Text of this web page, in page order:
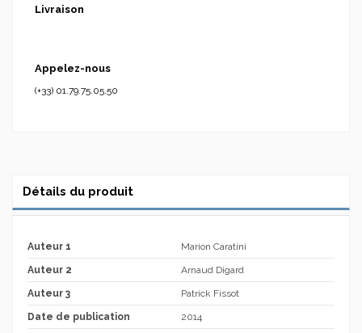
Livraison
Appelez-nous
(+33) 01.79.75.05.50
Détails du produit
Auteur 1 Marion Caratini
Auteur 2 Arnaud Digard
Auteur 3 Patrick Fissot
Date de publication 2014